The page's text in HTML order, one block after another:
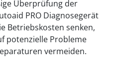
Überprüfung der
PRO Diagnosegerät
Betriebskosten senken,
potenzielle Probleme
vermeiden.